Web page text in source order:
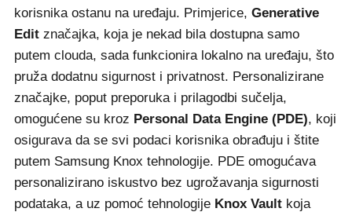
korisnika ostanu na uređaju. Primjerice, Generative
Edit značajka, koja je nekad bila dostupna samo
putem clouda, sada funkcionira lokalno na uređaju, što
pruža dodatnu sigurnost i privatnost. Personalizirane
značajke, poput preporuka i prilagodbi sučelja,
omogućene su kroz Personal Data Engine (PDE), koji
osigurava da se svi podaci korisnika obrađuju i štite
putem Samsung Knox tehnologije. PDE omogućava
personalizirano iskustvo bez ugrožavanja sigurnosti
podataka, a uz pomoć tehnologije Knox Vault koja